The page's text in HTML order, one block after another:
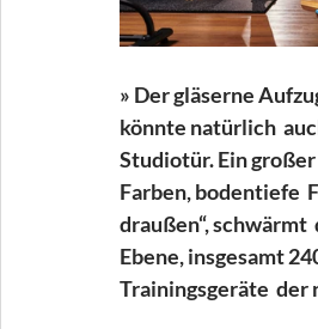
» Der gläserne
könnte natürlich
Studiotür. Ein
Farben, bodentiefe
draußen“,
Ebene, insgesamt
Trainingsgeräte  der